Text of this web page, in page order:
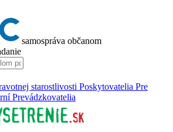
samospráva občanom
starostlivosti Poskytovatelia Pre
Prevádzkovatelia